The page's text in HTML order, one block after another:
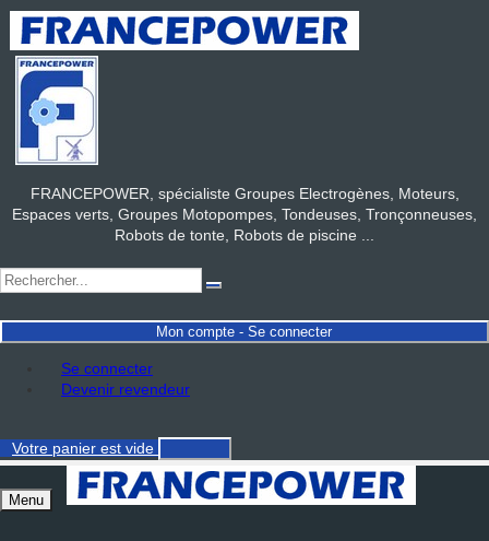
FRANCEPOWER, spécialiste Groupes Electrogènes, Moteurs,
Espaces verts, Groupes Motopompes, Tondeuses, Tronçonneuses,
Robots de tonte, Robots de piscine ...
Mon compte - Se connecter
Se connecter
Devenir revendeur
Votre panier est vide
Menu